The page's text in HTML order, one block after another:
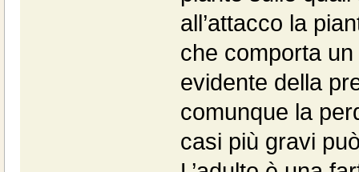
all’attacco la
che comporta
evidente della
comunque la
casi più gravi